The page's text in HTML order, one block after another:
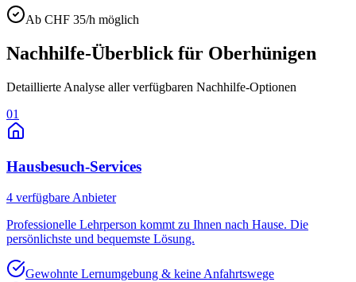
Ab CHF 35/h möglich
Nachhilfe-Überblick für Oberhünigen
Detaillierte Analyse aller verfügbaren Nachhilfe-Optionen
01
Hausbesuch-Services
4 verfügbare Anbieter
Professionelle Lehrperson kommt zu Ihnen nach Hause. Die
persönlichste und bequemste Lösung.
Gewohnte Lernumgebung & keine Anfahrtswege